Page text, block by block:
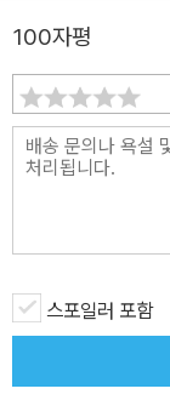
영원의 의미는 모른다. 국립존엄보장센터 : 사회의 고령화 현상
해지자, 노인은 ‘생
국가는 생존세를 못
로 쭉 가다가는 현
름마저도 현실적이
“섬뜩한 일이었다.
감정의 두 얼굴인 것
공포를 뒤집으면 분
0대들의 모습은 억압
100자평
스포일러 포함